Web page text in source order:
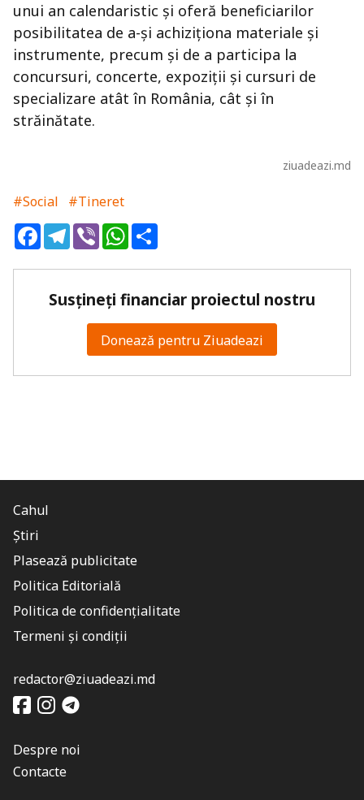
unui an calendaristic și oferă beneficiarilor
posibilitatea de a-și achiziționa materiale și
instrumente, precum și de a participa la
concursuri, concerte, expoziții și cursuri de
specializare atât în România, cât și în
străinătate.
ziuadeazi.md
#Social
#Tineret
FacebookTelegram
ViberWhatsApp
Susțineți financiar proiectul nostru
Donează pentru Ziuadeazi
Cahul
Știri
Plasează publicitate
Politica Editorială
Politica de confidențialitate
Termeni și condiții
redactor@ziuadeazi.md
Despre noi
Contacte